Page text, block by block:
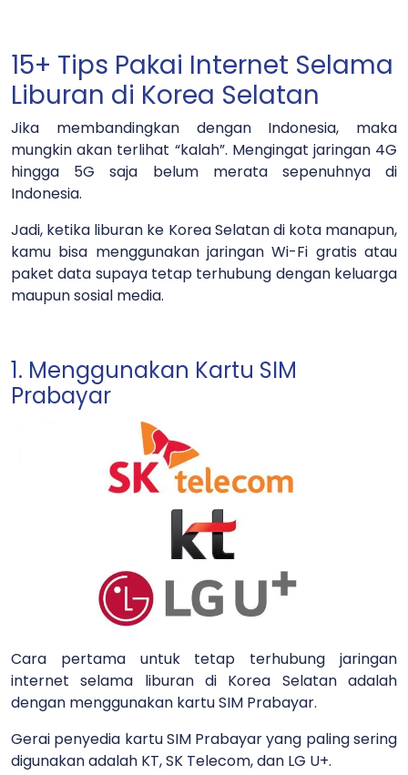
15+ Tips Pakai Internet Selama
Liburan di Korea Selatan
Jika membandingkan dengan Indonesia, maka
mungkin akan terlihat “kalah”. Mengingat jaringan 4G
hingga 5G saja belum merata sepenuhnya di
Indonesia.
Jadi, ketika liburan ke Korea Selatan di kota manapun,
kamu bisa menggunakan jaringan Wi-Fi gratis atau
paket data supaya tetap terhubung dengan keluarga
maupun sosial media.
1. Menggunakan Kartu SIM
Prabayar
Cara pertama untuk tetap terhubung jaringan
internet selama liburan di Korea Selatan adalah
dengan menggunakan kartu SIM Prabayar.
Gerai penyedia kartu SIM Prabayar yang paling sering
digunakan adalah KT, SK Telecom, dan LG U+.